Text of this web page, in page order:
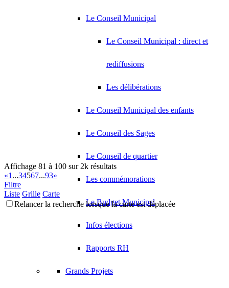
Le Conseil Municipal
Le Conseil Municipal : direct et
rediffusions
Les délibérations
Le Conseil Municipal des enfants
Le Conseil des Sages
Le Conseil de quartier
Les commémorations
Le Budget Municipal
Infos élections
Rapports RH
Grands Projets
Affichage 81 à 100 sur 2k résultats
«1 ...34567...93»
Filtre
Liste Grille Carte
Relancer la recherche lorsque la carte est déplacée